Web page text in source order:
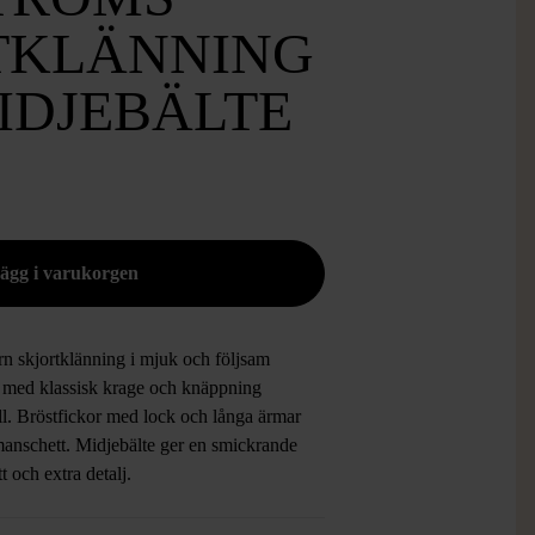
skjortklänning i mjuk och följsam
klassisk krage och knäppning
Bröstfickor med lock och långa ärmar
Midjebälte ger en smickrande
och extra detalj.